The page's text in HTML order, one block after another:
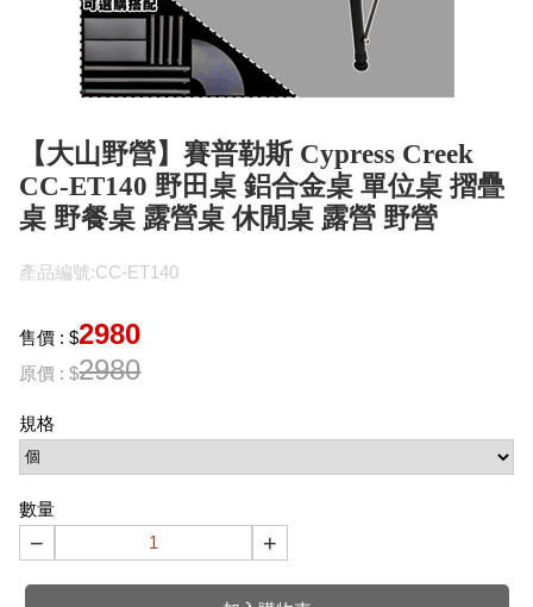
【大山野營】賽普勒斯 Cypress Creek
CC-ET140 野田桌 鋁合金桌 單位桌 摺疊
桌 野餐桌 露營桌 休閒桌 露營 野營
產品編號:CC-ET140
售價 : $2980
原價 : $2980
規格
數量
− +